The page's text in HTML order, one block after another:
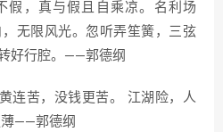
假，真与假且自乘凉。名利场
无限风光。忽听弄笙簧，三弦
好行腔。——郭德纲
连苦，没钱更苦。 江湖险，人
薄——郭德纲